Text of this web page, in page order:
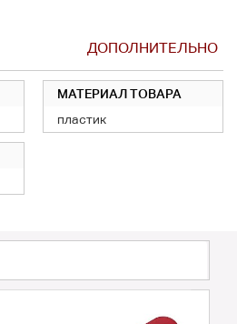
ДОПОЛНИТЕЛЬНО
МАТЕРИАЛ ТОВАРА
пластик